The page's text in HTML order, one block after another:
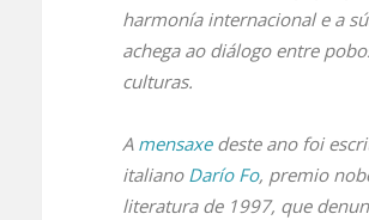
harmonía internacional e a
achega ao diálogo entre
culturas.
A mensaxedeste ano foi
italiano Darío Fo, premio
literatura de 1997, que